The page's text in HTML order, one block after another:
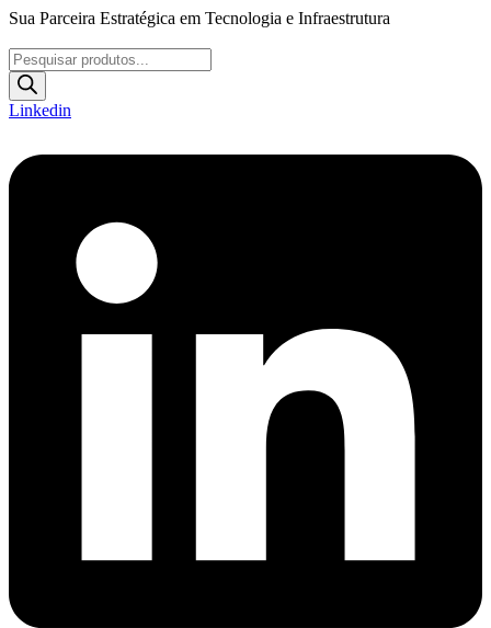
Ir
o
conteúdo
Sua Parceira Estratégica em Tecnologia e Infraestrutura
Pesquisar
produtos
Linkedin